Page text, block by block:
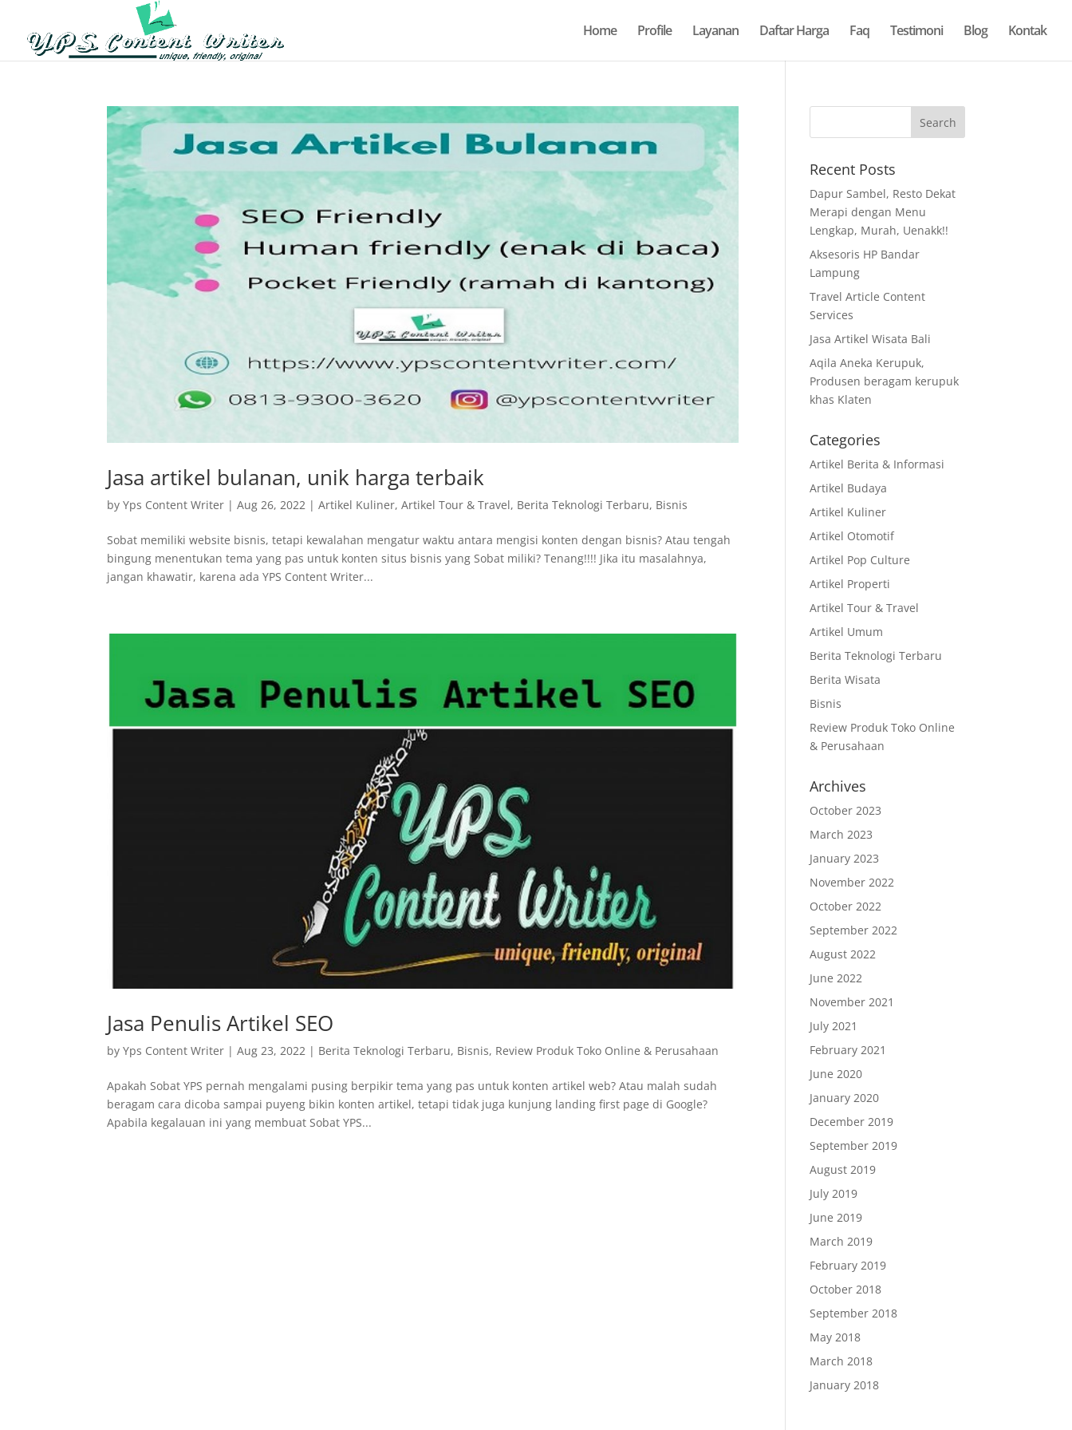
Home Profile Layanan Daftar Harga Faq Testimoni Blog Kontak
Jasa artikel bulanan, unik harga terbaik
byYps Content Writer |Aug 26, 2022 |Artikel Kuliner,Artikel Tour & Travel, Berita Teknologi Terbaru, Bisnis
Sobat memiliki website bisnis, tetapi kewalahan mengatur waktu antara mengisi konten dengan bisnis? Atau tengah
bingung menentukan tema yang pas untuk konten situs bisnis yang Sobat miliki? Tenang!!!! Jika itu masalahnya,
jangan khawatir, karena ada YPS Content Writer...
Jasa Penulis Artikel SEO
byYps Content Writer |Aug 23, 2022 | Berita Teknologi Terbaru, Bisnis, Review Produk Toko Online & Perusahaan
Apakah Sobat YPS pernah mengalami pusing berpikir tema yang pas untuk konten artikel web? Atau malah sudah
beragam cara dicoba sampai puyeng bikin konten artikel, tetapi tidak juga kunjung landing first page di Google?
Apabila kegalauan ini yang membuat Sobat YPS...
Recent Posts
Dapur Sambel, Resto Dekat
Merapi dengan Menu
Lengkap, Murah, Uenakk!!
Aksesoris HP Bandar
Lampung
Travel Article Content
Services
Jasa Artikel Wisata Bali
Aqila Aneka Kerupuk,
Produsen beragam kerupuk
khas Klaten
Categories
Artikel Berita & Informasi
Artikel Budaya
Artikel Kuliner
Artikel Otomotif
Artikel Pop Culture
Artikel Properti
Artikel Tour & Travel
Artikel Umum
Berita Teknologi Terbaru
Berita Wisata
Bisnis
Review Produk Toko Online
& Perusahaan
Archives
October 2023
March 2023
January 2023
November 2022
October 2022
September 2022
August 2022
June 2022
November 2021
July 2021
February 2021
June 2020
January 2020
December 2019
September 2019
August 2019
July 2019
June 2019
March 2019
February 2019
October 2018
September 2018
May 2018
March 2018
January 2018